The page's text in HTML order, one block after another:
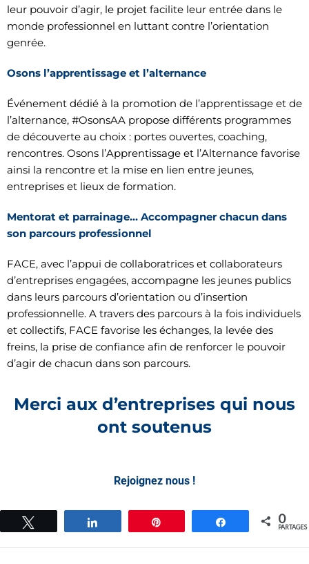
leur pouvoir d’agir, le projet facilite leur entrée dans le
monde professionnel en luttant contre l’orientation
genrée.
Osons l’apprentissage et l’alternance
Événement dédié à la promotion de l’apprentissage et de
l’alternance, #OsonsAA propose différents programmes
de découverte au choix : portes ouvertes, coaching,
rencontres. Osons l’Apprentissage et l’Alternance favorise
ainsi la rencontre et la mise en lien entre jeunes,
entreprises et lieux de formation.
Mentorat et parrainage… Accompagner chacun dans
son parcours professionnel
FACE, avec l’appui de collaboratrices et collaborateurs
d’entreprises engagées, accompagne les jeunes publics
dans leurs parcours d’orientation ou d’insertion
professionnelle. A travers des parcours à la fois individuels
et collectifs, FACE favorise les échanges, la levée des
freins, la prise de confiance afin de renforcer le pouvoir
d’agir de chacun dans son parcours.
Merci aux d’entreprises qui nous
ont soutenus
Rejoignez nous !
Partagez 0
PARTAGES